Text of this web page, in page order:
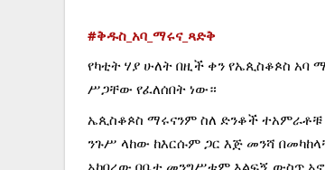
#ቅዱስ_አባ_ማሩና_ጻድቅ
የካቲት ሃያ ሁለት በዚች ቀን የኤጲስቆጶስ አባ
ሥጋቸው የፈለሰበት ነው።
ኤጲስቆጶስ ማሩናንም ስለ ድንቆች ተአምራቶቹ
ንጉሥ ላከው ከእርሱም ጋር እጅ መንሻ
አከበረው በቤተ መንግሥቱም እልፍኝ ውስጥ